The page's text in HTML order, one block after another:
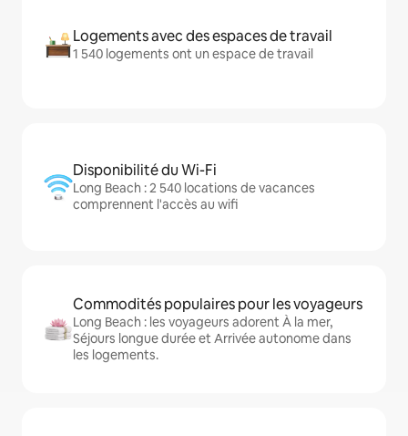
Logements avec des espaces de travail
1 540 logements ont un espace de travail
Disponibilité du Wi-Fi
Long Beach : 2 540 locations de vacances
comprennent l'accès au wifi
Commodités populaires pour les voyageurs
Long Beach : les voyageurs adorent À la mer,
Séjours longue durée et Arrivée autonome dans
les logements.